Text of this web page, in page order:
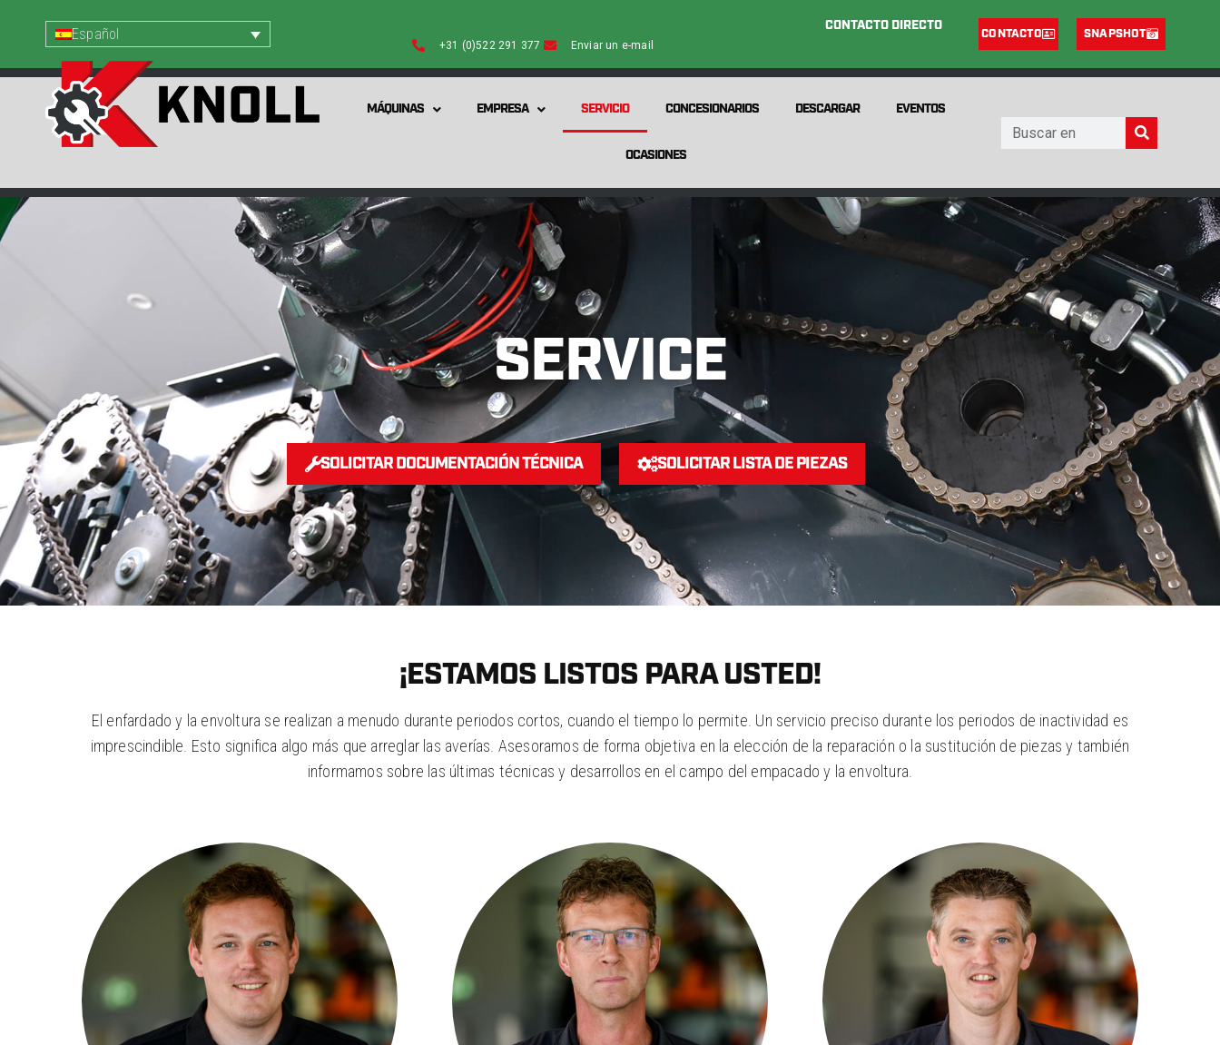
Español
CONTACTO DIRECTO
+31 (0)522 291 377 Enviar un e-mail
CONTACTO SNAPSHOT
MÁQUINAS EMPRESA SERVICIO CONCESIONARIOS DESCARGAR EVENTOS
OCASIONES
SERVICE
SOLICITAR DOCUMENTACIÓN TÉCNICA SOLICITAR LISTA DE PIEZAS
¡ESTAMOS LISTOS PARA USTED!
El enfardado y la envoltura se realizan a menudo durante periodos cortos, cuando el tiempo lo permite. Un servicio preciso durante los periodos de inactividad es
imprescindible. Esto significa algo más que arreglar las averías. Asesoramos de forma objetiva en la elección de la reparación o la sustitución de piezas y también
informamos sobre las últimas técnicas y desarrollos en el campo del empacado y la envoltura.